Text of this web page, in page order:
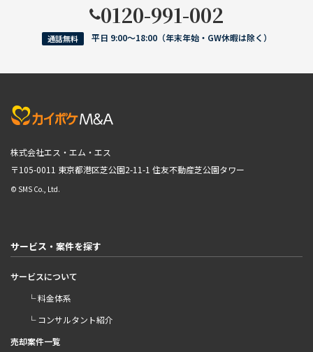
0120-991-002
通話無料 平日 9:00〜18:00（年末年始・GW休暇は除く）
株式会社エス・エム・エス
〒105-0011 東京都港区芝公園2-11-1 住友不動産芝公園タワー
© SMS Co., Ltd.
サービス・案件を探す
サービスについて
└ 料金体系
└ コンサルタント紹介
売却案件一覧